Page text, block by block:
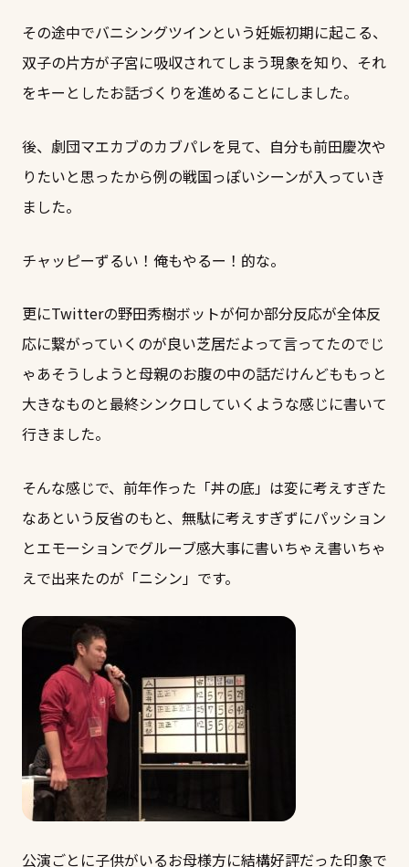
その途中でバニシングツインという妊娠初期に起こる、
双子の片方が子宮に吸収されてしまう現象を知り、それ
をキーとしたお話づくりを進めることにしました。
後、劇団マエカブのカブパレを見て、自分も前田慶次や
りたいと思ったから例の戦国っぽいシーンが入っていき
ました。
チャッピーずるい！俺もやるー！的な。
更にTwitterの野田秀樹ボットが何か部分反応が全体反
応に繋がっていくのが良い芝居だよって言ってたのでじ
ゃあそうしようと母親のお腹の中の話だけんどももっと
大きなものと最終シンクロしていくような感じに書いて
行きました。
そんな感じで、前年作った「丼の底」は変に考えすぎた
なあという反省のもと、無駄に考えすぎずにパッション
とエモーションでグルーブ感大事に書いちゃえ書いちゃ
えで出来たのが「ニシン」です。
公演ごとに子供がいるお母様方に結構好評だった印象で